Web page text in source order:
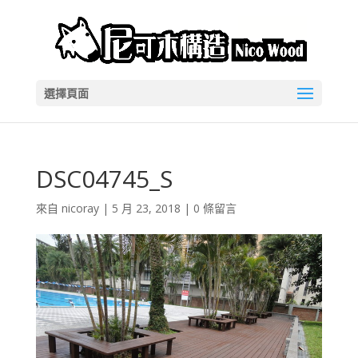
選擇頁面
DSC04745_S
來自 nicoray| 5 月 23, 2018 | 0 條留言